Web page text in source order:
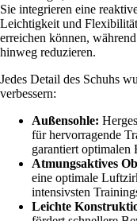
Sie integrieren eine
Leichtigkeit und
erreichen können,
hinweg reduzieren.
Jedes Detail des Schuhs
verbessern:
Außensohle:
für hervorragende
garantiert optimalen
Atmungsaktives
eine optimale
intensivsten
Leichte